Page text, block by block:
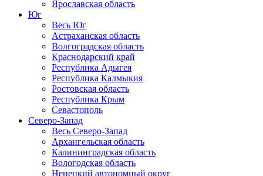
Ярославская область
Юг
Весь Юг
Астраханская область
Волгоградская область
Краснодарский край
Республика Адыгея
Республика Калмыкия
Ростовская область
Республика Крым
Севастополь
Северо-Запад
Весь Северо-Запад
Архангельская область
Калининградская область
Вологодская область
Ненецкий автономный округ